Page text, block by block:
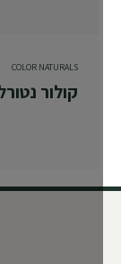
COLOR NATURALS
קולור נטורלס 6.34 חום שוקולד